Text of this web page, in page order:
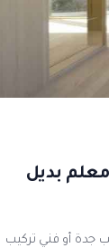
الخشب جدة | 0577186872 – معلم بديل
جدة أو فني تركيب